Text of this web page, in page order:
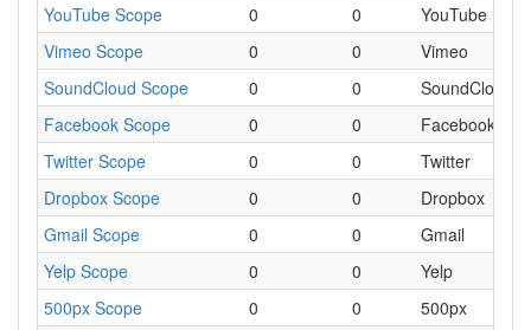
YouTube Scope
0 0
YouTube
Vimeo Scope
0 0
Vimeo
SoundCloud Scope
0 0
SoundCloud
Facebook Scope
0 0
Facebook
Twitter Scope
0 0
Twitter
Dropbox Scope
0 0
Dropbox
Gmail Scope
0 0
Gmail
Yelp Scope
0 0
Yelp
500px Scope
0 0
500px